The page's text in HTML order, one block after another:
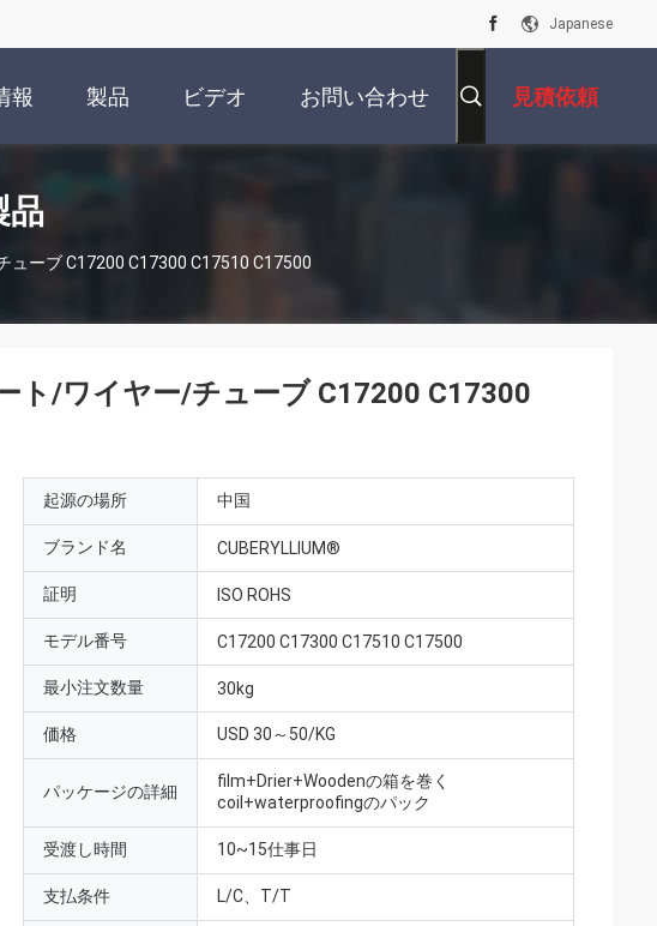
Japanese
報 製品 ビデオ お問い合わせ 見積依頼
品
ーブ C17200 C17300 C17510 C17500
ト/ワイヤー/チューブ C17200 C17300
起源の場所 中国
ブランド名 CUBERYLLIUM®
証明 ISO ROHS
モデル番号 C17200 C17300 C17510 C17500
最小注文数量 30kg
価格 USD 30～50/KG
パッケージの詳細
film+Drier+Woodenの箱を巻く
coil+waterproofingのパック
受渡し時間 10~15仕事日
支払条件 L/C、T/T